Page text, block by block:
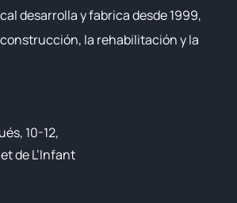
desarrolla y fabrica desde 1999,
la rehabilitación y la
10-12,
de L’Infant